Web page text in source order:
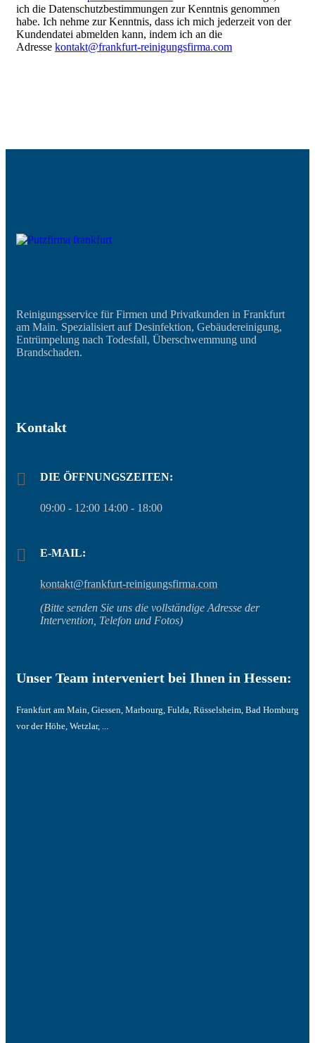
ich die Datenschutzbestimmungen zur Kenntnis genommen
habe. Ich nehme zur Kenntnis, dass ich mich jederzeit von der
Kundendatei abmelden kann, indem ich an die
Adresse kontakt@frankfurt-reinigungsfirma.com
Reinigungsservice für Firmen und Privatkunden in Frankfurt
am Main. Spezialisiert auf Desinfektion, Gebäudereinigung,
Entrümpelung nach Todesfall, Überschwemmung und
Brandschaden.
Kontakt
DIE ÖFFNUNGSZEITEN:
09:00 - 12:00 14:00 - 18:00
E-MAIL:
kontakt@frankfurt-reinigungsfirma.com
(Bitte senden Sie uns die vollständige Adresse der
Intervention, Telefon und Fotos)
Unser Team interveniert bei Ihnen in Hessen:
Frankfurt am Main, Giessen, Marbourg, Fulda, Rüsselsheim, Bad Homburg
vor der Höhe, Wetzlar, ...